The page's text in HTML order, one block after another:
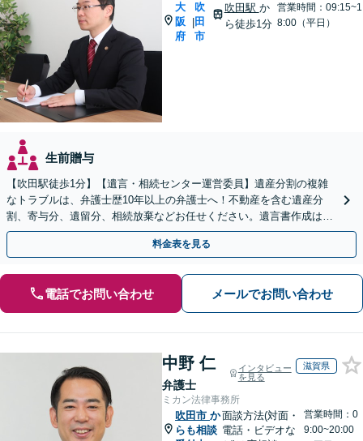
大
阪
府
|
吹
田
市
吹田駅 か
ら徒歩1分
営業時間：09:15~1
8:00（平日）
生前贈与
【吹田駅徒歩1分】【遺言・相続センター運営委員】遺産分割の複雑
なトラブルは、弁護士歴10年以上の弁護士へ！不動産を含む遺産分
割、寄与分、遺留分、相続放棄などお任せください。遺言書作成は自
宅訪問にも対応。【税理士や司法書士とも連携】
料金表を見る
電話でお問い合わせ メールでお問い合わせ
中野 仁
弁護士
インタビュー
を見る
滋賀県
ミカン法律事務所
吹田市 か
らも相談
面談方法(対面・
電話・ビデオな
営業時間：0
9:00~20:00